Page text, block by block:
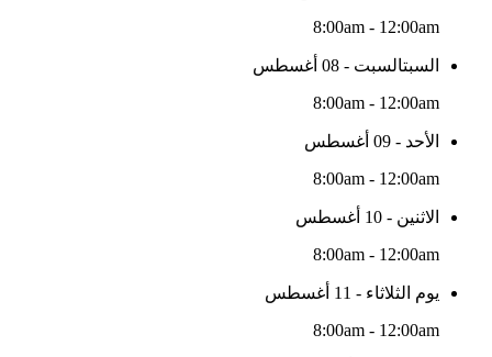
8:00am - 12:00am
السبتالسبت - 08 أغسطس
8:00am - 12:00am
الأحد - 09 أغسطس
8:00am - 12:00am
الاثنين - 10 أغسطس
8:00am - 12:00am
يوم الثلاثاء - 11 أغسطس
8:00am - 12:00am